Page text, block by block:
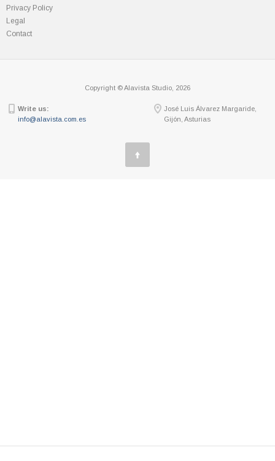
Privacy Policy
Legal
Contact
Copyright © Alavista Studio, 2026
Write us:
info@alavista.com.es
José Luis Álvarez Margaride,
Gijón, Asturias